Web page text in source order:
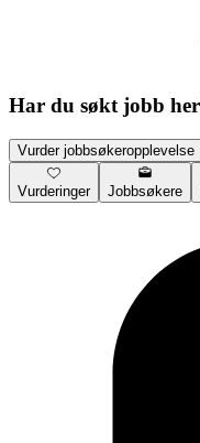
Har du søkt jobb
Vurder jobbsøkeropplevelse
Vurderinger Jobbsøkere